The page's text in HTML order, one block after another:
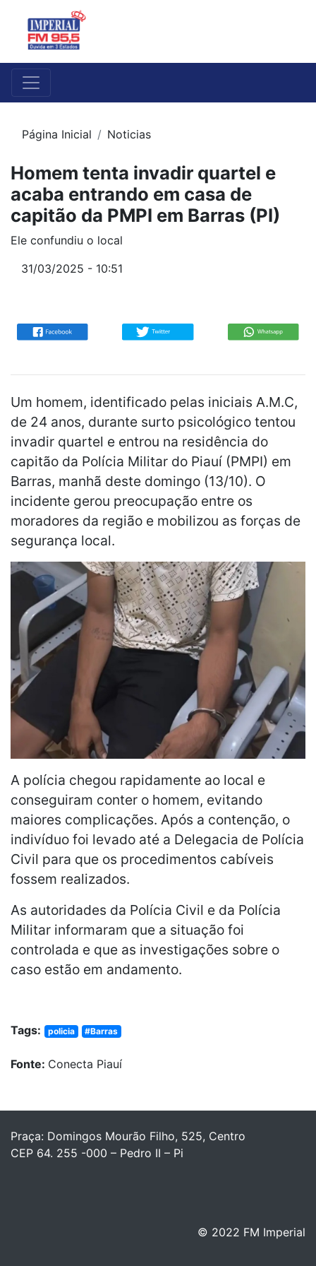
Página Inicial Noticias
Homem tenta invadir quartel e
acaba entrando em casa de
capitão da PMPI em Barras (PI)
Ele confundiu o local
31/03/2025 - 10:51
Um homem, identificado pelas iniciais A.M.C,
de 24 anos, durante surto psicológico tentou
invadir quartel e entrou na residência do
capitão da Polícia Militar do Piauí (PMPI) em
Barras, manhã deste domingo (13/10). O
incidente gerou preocupação entre os
moradores da região e mobilizou as forças de
segurança local.
A polícia chegou rapidamente ao local e
conseguiram conter o homem, evitando
maiores complicações. Após a contenção, o
indivíduo foi levado até a Delegacia de Polícia
Civil para que os procedimentos cabíveis
fossem realizados.
As autoridades da Polícia Civil e da Polícia
Militar informaram que a situação foi
controlada e que as investigações sobre o
caso estão em andamento.
Tags: policia #Barras
Fonte: Conecta Piauí
Praça: Domingos Mourão Filho, 525, Centro
CEP 64. 255 -000 – Pedro II – Pi
© 2022 FM Imperial